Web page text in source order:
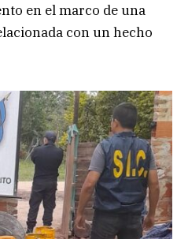
en el marco de una
con un hecho